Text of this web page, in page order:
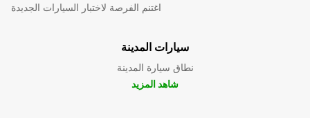
اغتنم الفرصة لاختبار السيارات الجديدة
سيارات المدينة
نطاق سيارة المدينة
شاهد المزيد